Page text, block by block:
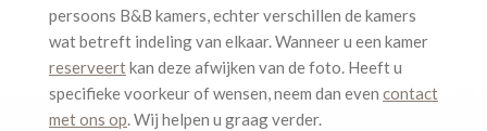
persoons B&B kamers, echter verschillen de kamers
wat betreft indeling van elkaar. Wanneer u een kamer
reserveertkan deze afwijken van de foto. Heeft u
specifieke voorkeur of wensen, neem dan even contact
met ons op. Wij helpen u graag verder.